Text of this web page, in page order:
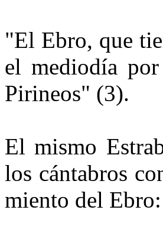
"El Ebro, que
el mediodía
Piri­neos" (3).
El mismo
los cántabros
miento del Ebro: